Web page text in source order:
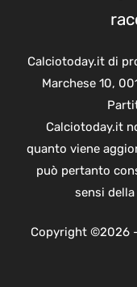
Calciotoday.it di
Marchese 10,
Calciotoday.it
quanto viene
può pertanto
sensi
Copyright ©2026